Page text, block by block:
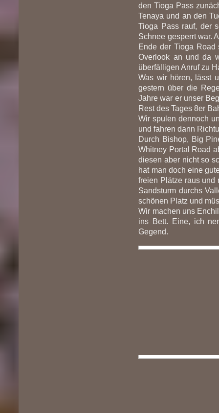
den Tioga Pass
Tenaya und an den
Tioga Pass rauf, der
Schnee gesperrt war.
Ende der Tioga
Overlook an und da
überfälligen Anruf zu
Was wir hören, lässt
gestern über die
Jahre war er unser
Rest des Tages 8er
Wir spulen dennoch
und fahren dann
Durch Bishop, Big
Whitney Portal Road
diesen aber nicht so
hat man doch eine
freien Plätze raus und
Sandsturm durchs
schönen Platz und
Wir machen uns
ins Bett. Eine, ich
Gegend.